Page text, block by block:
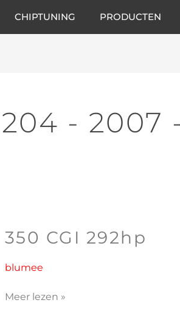
CHIPTUNING PRODUCTEN
- 2007
350 CGI 292hp
blumee
350
292hp
Meer lezen »